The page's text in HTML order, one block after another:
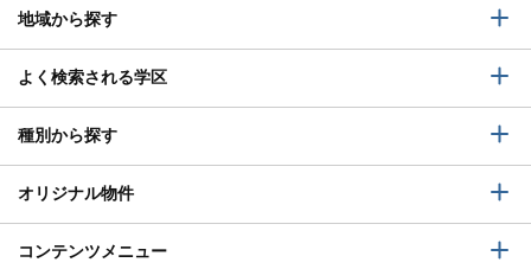
地域から探す
よく検索される学区
種別から探す
オリジナル物件
コンテンツメニュー